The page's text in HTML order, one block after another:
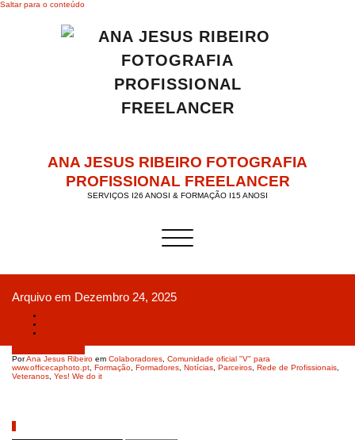
Saltar para o conteúdo
ANA JESUS RIBEIRO FOTOGRAFIA
PROFISSIONAL FREELANCER
SERVIÇOS I26 ANOSI & FORMAÇÃO I15 ANOSI
Alternar a navegação
Arquivo em Dezembro 24, 2025
PorAna Jesus Ribeiro em Colaboradores Comunidade oficial "V" para
www.officecaphoto.pt Formação Formadores Notícias Parceiros Rede de Profissionais
Veteranos Yes! We do it